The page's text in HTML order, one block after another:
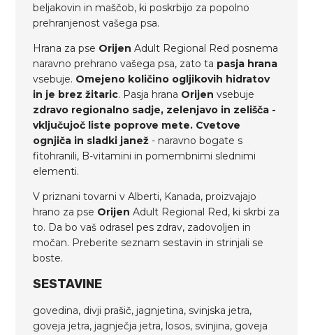
beljakovin in maščob, ki poskrbijo za popolno
prehranjenost vašega psa.
Hrana za pse OrijenAdult Regional Red posnema
naravno prehrano vašega psa, zato ta pasja hrana
vsebuje. Omejeno količino ogljikovih hidratov
in je brez žitaric. Pasja hrana Orijen vsebuje
zdravo regionalno sadje, zelenjavo in zelišča -
vključujoč liste poprove mete. Cvetove
ognjiča in sladki janež - naravno bogate s
fitohranili, B-vitamini in pomembnimi slednimi
elementi.
V priznani tovarni v Alberti, Kanada, proizvajajo
hrano za pse Orijen Adult Regional Red, ki skrbi za
to. Da bo vaš odrasel pes zdrav, zadovoljen in
močan. Preberite seznam sestavin in strinjali se
boste.
SESTAVINE
govedina, divji prašič, jagnjetina, svinjska jetra,
goveja jetra, jagnječja jetra, losos, svinjina, goveja